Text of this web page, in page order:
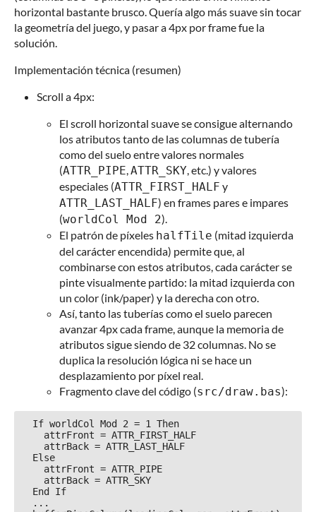
horizontal bastante brusco. Quería algo más suave sin tocar
la geometría del juego, y pasar a 4px por frame fue la
solución.
Implementación técnica (resumen)
Scroll a 4px:
El scroll horizontal suave se consigue alternando
los atributos tanto de las columnas de tubería
como del suelo entre valores normales
(ATTR_PIPE,ATTR_SKY, etc.) y valores
especiales (ATTR_FIRST_HALF y
ATTR_LAST_HALF) en frames pares e impares
(worldCol Mod 2).
El patrón de píxeles halfTile (mitad izquierda
del carácter encendida) permite que, al
combinarse con estos atributos, cada carácter se
pinte visualmente partido: la mitad izquierda con
un color (ink/paper) y la derecha con otro.
Así, tanto las tuberías como el suelo parecen
avanzar 4px cada frame, aunque la memoria de
atributos sigue siendo de 32 columnas. No se
duplica la resolución lógica ni se hace un
desplazamiento por píxel real.
Fragmento clave del código (src/draw.bas):